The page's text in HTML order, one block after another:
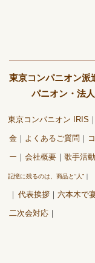
東京コンパニオン派
パニオン・法
東京コンパニオン IRIS
金 よくあるご質問
ー 会社概要 歌手活
記憶に残るのは、商品と“人”
代表挨拶 六本木で
二次会対応